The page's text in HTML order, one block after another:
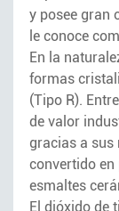
y posee gran
le conoce
En la
formas
(Tipo R).
de valor
gracias a sus
convertido
esmaltes
El dióxido de